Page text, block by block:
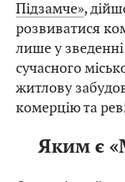
Підзамче»,
розвиватися
лише у
сучасного
житлову
комерцію та
Яким є